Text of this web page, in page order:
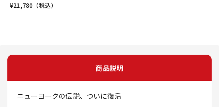
¥21,780 （税込）
商品説明
ニューヨークの伝説、ついに復活